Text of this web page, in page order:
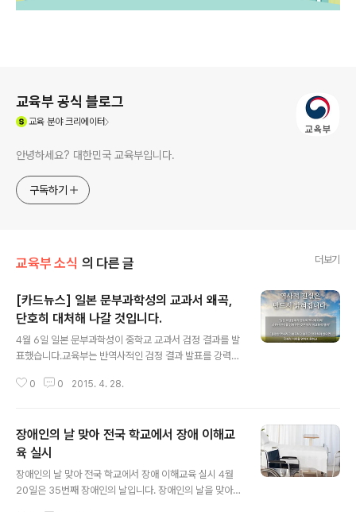
교육부 공식 블로그
교육분야 크리에이터
안녕하세요? 대한민국 교육부입니다.
구독하기
교육부 소식 의 다른 글 더보기
[카드뉴스] 일본 문부과학성의 교과서 왜곡,
단호히 대처해 나갈 것입니다.
4월 6일 일본 문부과학성이 중학교 교과서 검정 결과를 발
표했습니다.교육부는 반역사적인 검정 결과 발표를 강력히
0 0 2015. 4. 28.
장애인의 날 맞아 전국 학교에서 장애 이해교
육 실시
장애인의 날 맞아 전국 학교에서 장애 이해교육 실시 4월
20일은 35번째 장애인의 날입니다. 장애인의 날을 맞아